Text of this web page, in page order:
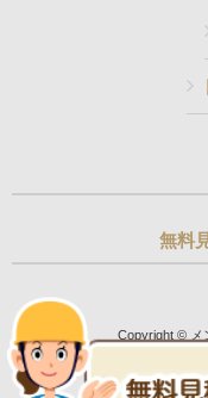
無料
Copyright © メ